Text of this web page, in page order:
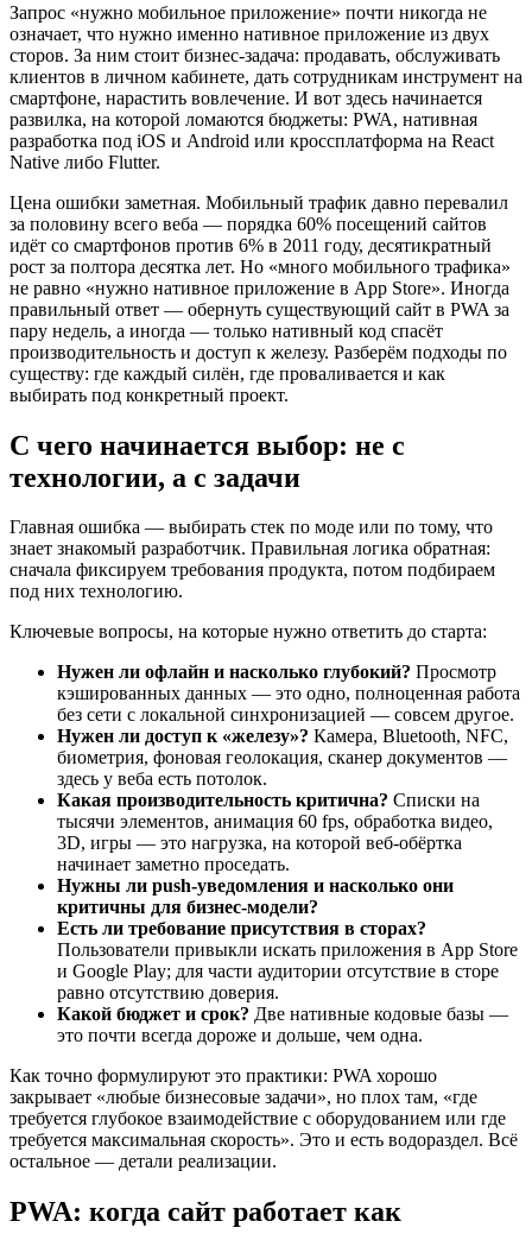
Запрос «нужно мобильное приложение» почти никогда не
означает, что нужно именно нативное приложение из двух
сторов. За ним стоит бизнес-задача: продавать, обслуживать
клиентов в личном кабинете, дать сотрудникам инструмент на
смартфоне, нарастить вовлечение. И вот здесь начинается
развилка, на которой ломаются бюджеты: PWA, нативная
разработка под iOS и Android или кроссплатформа на React
Native либо Flutter.
Цена ошибки заметная. Мобильный трафик давно перевалил
за половину всего веба — порядка 60% посещений сайтов
идёт со смартфонов против 6% в 2011 году, десятикратный
рост за полтора десятка лет. Но «много мобильного трафика»
не равно «нужно нативное приложение в App Store». Иногда
правильный ответ — обернуть существующий сайт в PWA за
пару недель, а иногда — только нативный код спасёт
производительность и доступ к железу. Разберём подходы по
существу: где каждый силён, где проваливается и как
выбирать под конкретный проект.
С чего начинается выбор: не с
технологии, а с задачи
Главная ошибка — выбирать стек по моде или по тому, что
знает знакомый разработчик. Правильная логика обратная:
сначала фиксируем требования продукта, потом подбираем
под них технологию.
Ключевые вопросы, на которые нужно ответить до старта:
Нужен ли офлайн и насколько глубокий? Просмотр
кэшированных данных — это одно, полноценная работа
без сети с локальной синхронизацией — совсем другое.
Нужен ли доступ к «железу»? Камера, Bluetooth, NFC,
биометрия, фоновая геолокация, сканер документов —
здесь у веба есть потолок.
Какая производительность критична? Списки на
тысячи элементов, анимация 60 fps, обработка видео,
3D, игры — это нагрузка, на которой веб-обёртка
начинает заметно проседать.
Нужны ли push-уведомления и насколько они
критичны для бизнес-модели?
Есть ли требование присутствия в сторах?
Пользователи привыкли искать приложения в App Store
и Google Play; для части аудитории отсутствие в сторе
равно отсутствию доверия.
Какой бюджет и срок? Две нативные кодовые базы —
это почти всегда дороже и дольше, чем одна.
Как точно формулируют это практики: PWA хорошо
закрывает «любые бизнесовые задачи», но плох там, «где
требуется глубокое взаимодействие с оборудованием или где
требуется максимальная скорость». Это и есть водораздел. Всё
остальное — детали реализации.
PWA: когда сайт работает как